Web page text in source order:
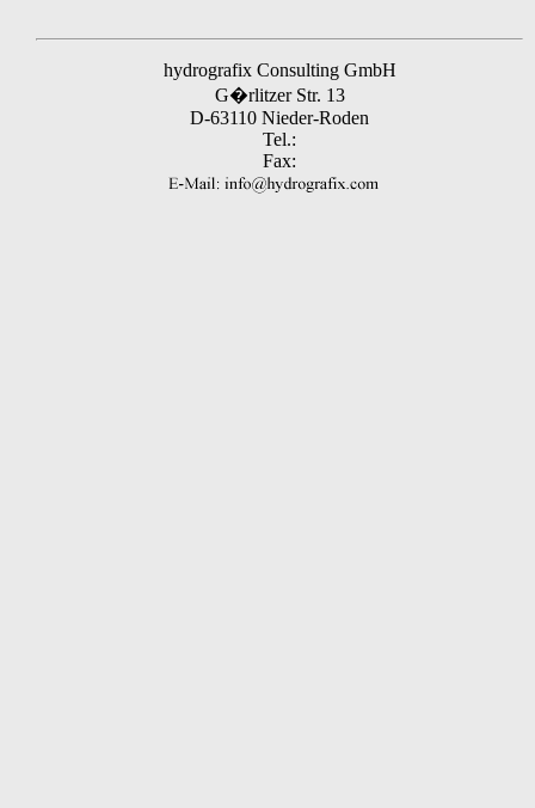
hydrografix Consulting GmbH
G�rlitzer Str. 13
D-63110 Nieder-Roden
Tel.:
Fax: